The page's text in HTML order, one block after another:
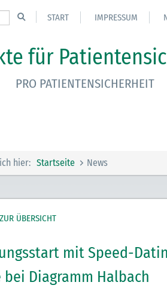
START IMPRESSUM
für
PRO PATIENTENSICHERHEIT
hier: Startseite News
ÜBERSICHT
mit Speed-
bei Diagramm Halbach